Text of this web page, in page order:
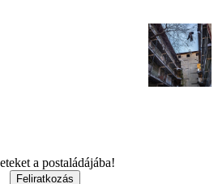
a postaládájába!
Feliratkozás